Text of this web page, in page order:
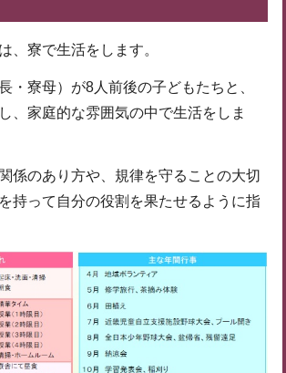
、寮で生活をします。
・寮母）が8人前後の子どもたちと、
、家庭的な雰囲気の中で生活をしま
係のあり方や、規律を守ることの大切
持って自分の役割を果たせるように指